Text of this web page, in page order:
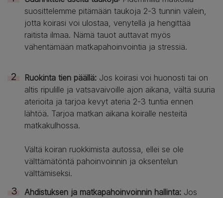
suosittelemme pitämään taukoja 2-3 tunnin välein,
jotta koirasi voi ulostaa, venytellä ja hengittää
raitista ilmaa. Nämä tauot auttavat myös
vähentämään matkapahoinvointia ja stressiä.
Ruokinta tien päällä: Jos koirasi voi huonosti tai on
altis ripulille ja vatsavaivoille ajon aikana, vältä suuria
aterioita ja tarjoa kevyt ateria 2-3 tuntia ennen
lähtöä. Tarjoa matkan aikana koiralle nesteitä
matkakulhossa.
Vältä koiran ruokkimista autossa, ellei se ole
välttämätöntä pahoinvoinnin ja oksentelun
välttämiseksi.
Ahdistuksen ja matkapahoinvoinnin hallinta: Jos